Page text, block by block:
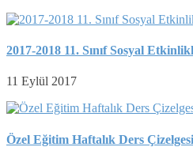
2017-2018 11. Sınıf Sosyal
11 Eylül 2017
Özel Eğitim Haftalık Ders Çizelgesi